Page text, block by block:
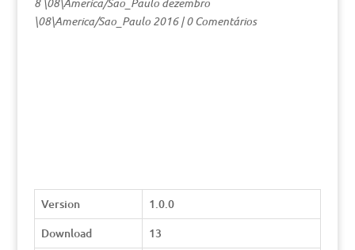
\08\America/Sao_Paulo 2016|0 Comentários
Version
1.0.0
Download
13